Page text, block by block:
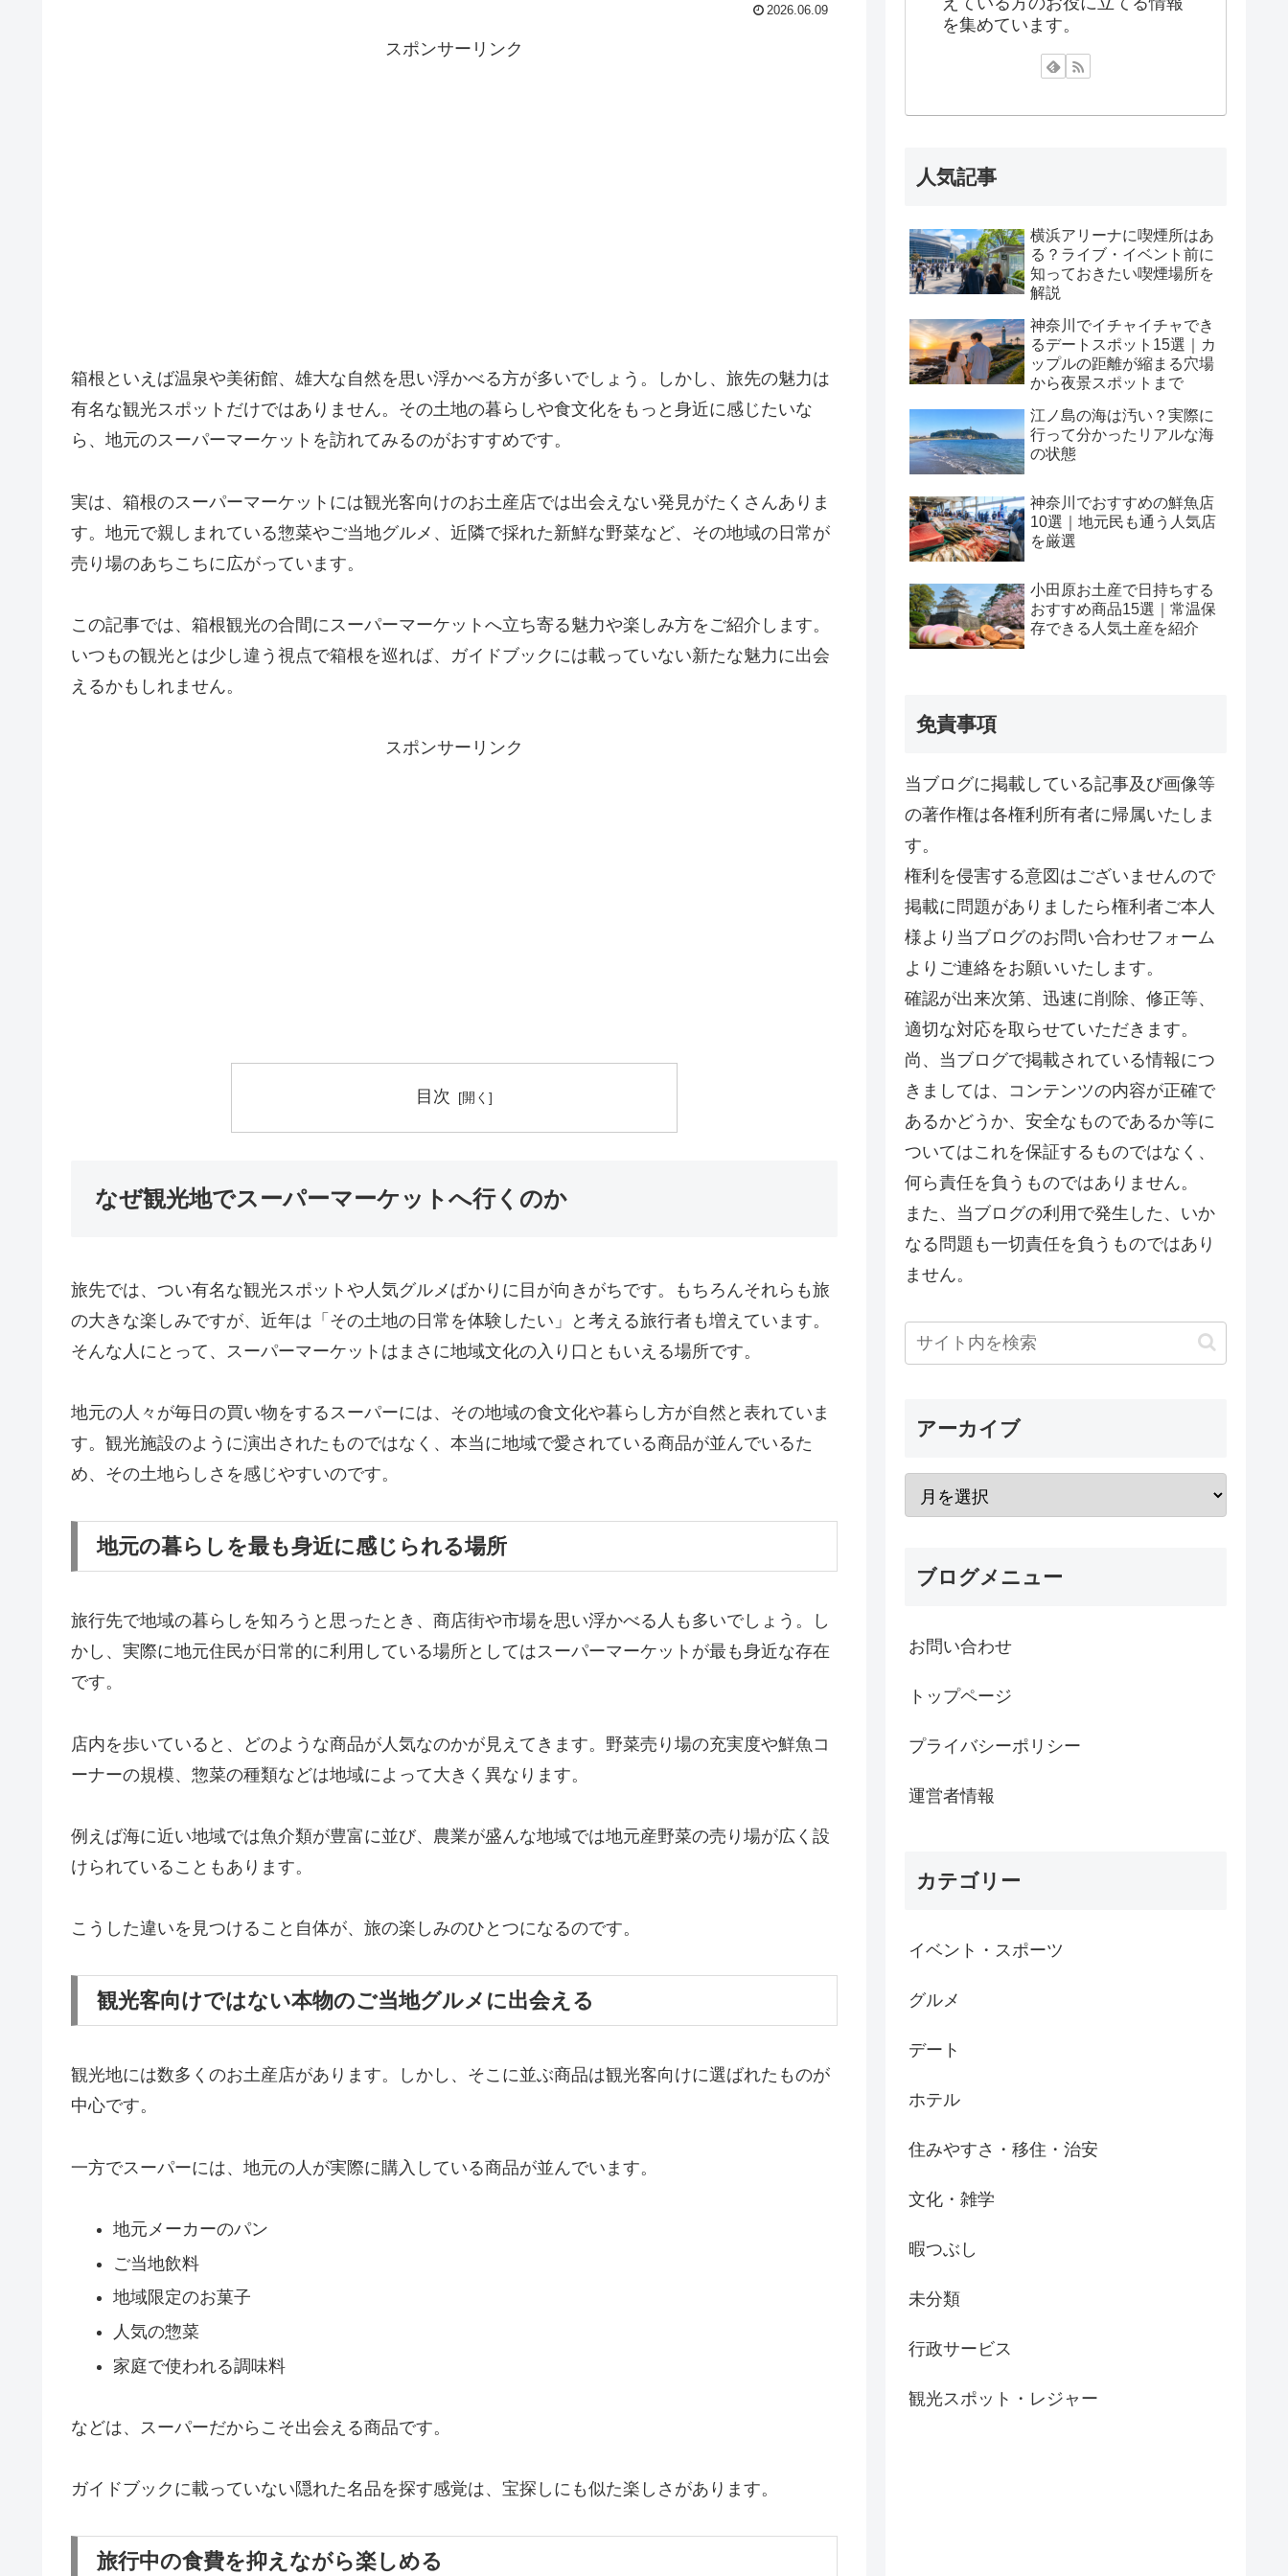
2026.06.09
スポンサーリンク
箱根といえば温泉や美術館、雄大な自然を思い浮かべる方が多いでしょう。しかし、旅先の魅力は
有名な観光スポットだけではありません。その土地の暮らしや食文化をもっと身近に感じたいな
ら、地元のスーパーマーケットを訪れてみるのがおすすめです。
実は、箱根のスーパーマーケットには観光客向けのお土産店では出会えない発見がたくさんありま
す。地元で親しまれている惣菜やご当地グルメ、近隣で採れた新鮮な野菜など、その地域の日常が
売り場のあちこちに広がっています。
この記事では、箱根観光の合間にスーパーマーケットへ立ち寄る魅力や楽しみ方をご紹介します。
いつもの観光とは少し違う視点で箱根を巡れば、ガイドブックには載っていない新たな魅力に出会
えるかもしれません。
スポンサーリンク
目次
なぜ観光地でスーパーマーケットへ行くのか
旅先では、つい有名な観光スポットや人気グルメばかりに目が向きがちです。もちろんそれらも旅
の大きな楽しみですが、近年は「その土地の日常を体験したい」と考える旅行者も増えています。
そんな人にとって、スーパーマーケットはまさに地域文化の入り口ともいえる場所です。
地元の人々が毎日の買い物をするスーパーには、その地域の食文化や暮らし方が自然と表れていま
す。観光施設のように演出されたものではなく、本当に地域で愛されている商品が並んでいるた
め、その土地らしさを感じやすいのです。
地元の暮らしを最も身近に感じられる場所
旅行先で地域の暮らしを知ろうと思ったとき、商店街や市場を思い浮かべる人も多いでしょう。し
かし、実際に地元住民が日常的に利用している場所としてはスーパーマーケットが最も身近な存在
です。
店内を歩いていると、どのような商品が人気なのかが見えてきます。野菜売り場の充実度や鮮魚コ
ーナーの規模、惣菜の種類などは地域によって大きく異なります。
例えば海に近い地域では魚介類が豊富に並び、農業が盛んな地域では地元産野菜の売り場が広く設
けられていることもあります。
こうした違いを見つけること自体が、旅の楽しみのひとつになるのです。
観光客向けではない本物のご当地グルメに出会える
観光地には数多くのお土産店があります。しかし、そこに並ぶ商品は観光客向けに選ばれたものが
中心です。
一方でスーパーには、地元の人が実際に購入している商品が並んでいます。
地元メーカーのパン
ご当地飲料
地域限定のお菓子
人気の惣菜
家庭で使われる調味料
などは、スーパーだからこそ出会える商品です。
ガイドブックに載っていない隠れた名品を探す感覚は、宝探しにも似た楽しさがあります。
旅行中の食費を抑えながら楽しめる
を集めています。
人気記事
横浜アリーナに喫煙所はあ
る？ライブ・イベント前に
知っておきたい喫煙場所を
解説
神奈川でイチャイチャでき
るデートスポット15選｜カ
ップルの距離が縮まる穴場
から夜景スポットまで
江ノ島の海は汚い？実際に
行って分かったリアルな海
の状態
神奈川でおすすめの鮮魚店
10選｜地元民も通う人気店
を厳選
小田原お土産で日持ちする
おすすめ商品15選｜常温保
存できる人気土産を紹介
免責事項
当ブログに掲載している記事及び画像等
の著作権は各権利所有者に帰属いたしま
す。
権利を侵害する意図はございませんので
掲載に問題がありましたら権利者ご本人
様より当ブログのお問い合わせフォーム
よりご連絡をお願いいたします。
確認が出来次第、迅速に削除、修正等、
適切な対応を取らせていただきます。
尚、当ブログで掲載されている情報につ
きましては、コンテンツの内容が正確で
あるかどうか、安全なものであるか等に
ついてはこれを保証するものではなく、
何ら責任を負うものではありません。
また、当ブログの利用で発生した、いか
なる問題も一切責任を負うものではあり
ません。
アーカイブ
ブログメニュー
お問い合わせ
トップページ
プライバシーポリシー
運営者情報
カテゴリー
イベント・スポーツ
グルメ
デート
ホテル
住みやすさ・移住・治安
文化・雑学
暇つぶし
未分類
行政サービス
観光スポット・レジャー